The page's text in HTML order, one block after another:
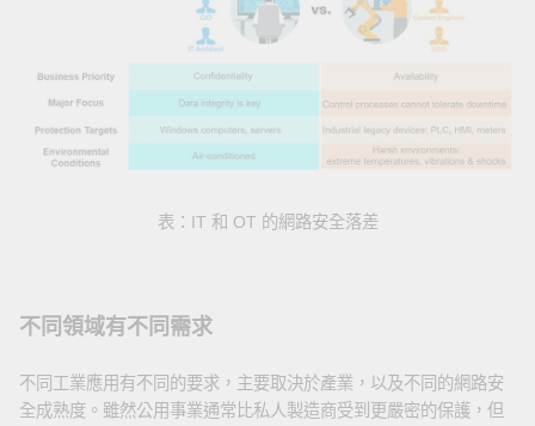
表：IT 和 OT 的網路安全落差
不同領域有不同需求
不同工業應用有不同的要求，主要取決於產業，以及不同的網路安
全成熟度。雖然公用事業通常比私人製造商受到更嚴密的保護，但